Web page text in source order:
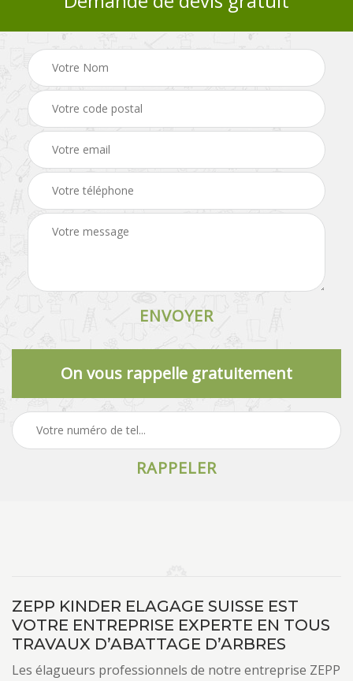
On vous rappelle gratuitement
ZEPP KINDER ELAGAGE SUISSE EST
VOTRE ENTREPRISE EXPERTE EN TOUS
TRAVAUX D’ABATTAGE D’ARBRES
Les élagueurs professionnels de notre entreprise ZEPP